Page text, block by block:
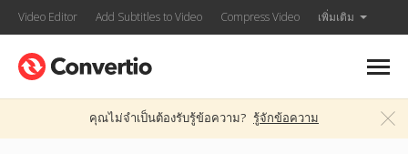
Video Editor Add Subtitles to Video Compress Video เพิ่มเติม
คุณไม่จำเป็นต้องรับรู้ข้อความ? รู้จักข้อความ